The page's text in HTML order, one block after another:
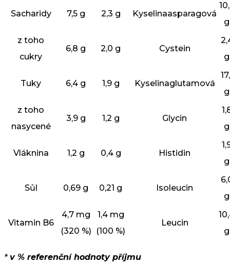
Sacharidy 7,5 g 2,3 g Kyselinaasparagová
g
z toho
cukry
6,8 g 2,0 g Cystein
g
Tuky 6,4 g 1,9 g Kyselinaglutamová
g
z toho
nasycené
3,9 g 1,2 g Glycin
g
Vláknina 1,2 g 0,4 g Histidin
g
Sůl 0,69 g 0,21 g Isoleucin
g
Vitamin B6
4,7 mg
(320 %)
1,4 mg
(100 %)
Leucin
g
*v % referenční hodnoty příjmu